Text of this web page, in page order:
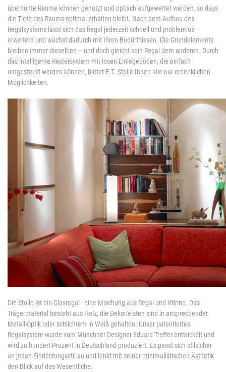
überhöhte Räume können genutzt und optisch aufgewertet werden, so dass
die Tiefe des Raums optimal erhalten bleibt. Nach dem Aufbau des
Regalsystems lässt sich das Regal jederzeit schnell und problemlos
erweitern und wächst dadurch mit Ihren Bedürfnissen. Die Grundelemente
bleiben immer dieselben – und doch gleicht kein Regal dem anderen. Durch
das intelligente Rastersystem mit losen Einlegeböden, die einfach
umgesteckt werden können, bietet E.T. Stolle Ihnen alle nur erdenklichen
Möglichkeiten.
Die Stolle ist ein Glasregal - eine Mischung aus Regal und Vitrine. Das
Trägermaterial besteht aus Holz, die Dekorleisten sind in ansprechender
Metall-Optik oder schlichtem in Weiß gehalten. Unser patentiertes
Regalsystem wurde vom Münchner Designer Eduard Treffer entwickelt und
wird zu hundert Prozent in Deutschland produziert. Es passt sich stilsicher
an jeden Einrichtungsstil an und lenkt mit seiner minimalistischen Ästhetik
den Blick auf das Wesentliche.